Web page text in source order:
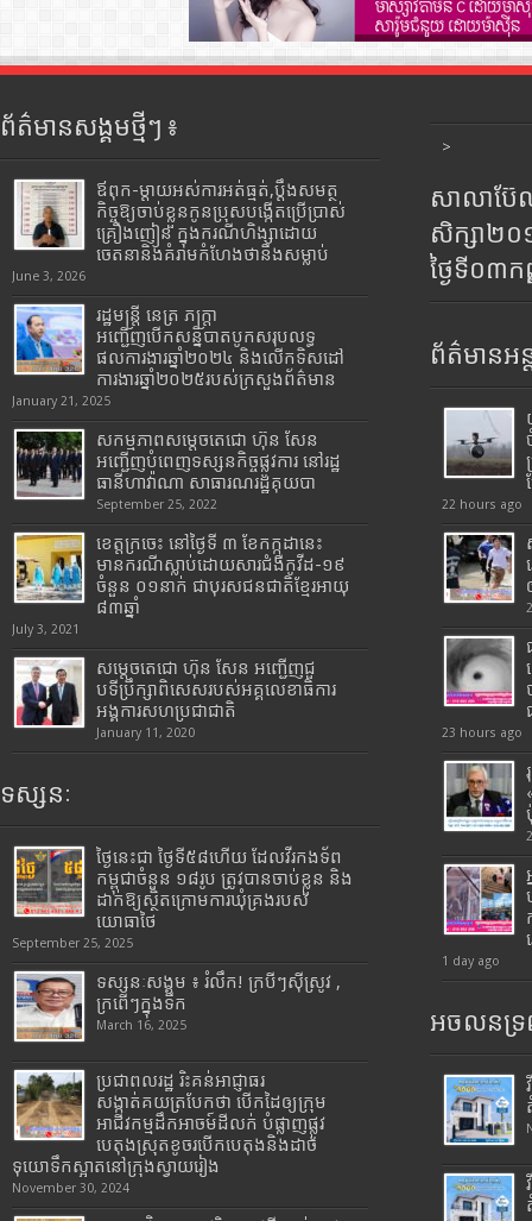
ព័ត៌មានសង្គមថ្មីៗ ៖
ឪពុក-ម្ដាយអស់ការអត់ធ្មត់,ប្ដឹងសមត្ថ
កិច្ចឱ្យចាប់ខ្លួនកូនប្រុសបង្កើតប្រើប្រាស់
គ្រឿងញៀន ក្នុងករណីហិង្សាដោយ
ចេតនានិងគំរាមកំហែងថានឹងសម្លាប់
June 3, 2026
រដ្ឋមន្រ្តី​ នេត្រ​ ភក្ត្រា​
អញ្ជើញបើកសន្និបាតបូកសរុបលទ្ធ
ផលការងារឆ្នាំ២០២៤ និងលើកទិសដៅ
ការងារឆ្នាំ២០២៥របស់​ក្រសួង​ព័ត៌មាន​
January 21, 2025
សកម្មភាពសម្តេចតេជោ ហ៊ុន សែន
អញ្ជើញបំពេញទស្សនកិច្ចផ្លូវការ នៅរដ្ឋ
ធានីហាវ៉ាណា សាធារណរដ្ឋគុយបា
September 25, 2022
ខេត្តក្រចេះ នៅថ្ងៃទី ៣ ខែកក្កដានេះ
មានករណីស្លាប់ដោយសារជំងឺកូវីដ-១៩
ចំនួន ០១នាក់ ជាបុរសជនជាតិខ្មែរអាយុ
៨៣ឆ្នាំ
July 3, 2021
សម្តេចតេជោ ហ៊ុន សែន អញ្ជើញជួ
បទីប្រឹក្សាពិសេសរបស់អគ្គលេខាធិការ
អង្គការសហប្រជាជាតិ
January 11, 2020
ទស្សនៈ
ថ្ងៃនេះជា ថ្ងៃទី៥៨ហើយ ដែលវីរកងទ័ព
កម្ពុជាចំនួន ១៨រូប ត្រូវបានចាប់ខ្លួន និង
ដាក់ឱ្យស្ថិតក្រោមការឃុំគ្រងរបស់
យោធាថៃ
September 25, 2025
ទស្សនៈសង្គម ៖ រំលឹក! ក្របីៗស៊ីស្រូវ ,
ក្រពើៗក្នុងទឹក
March 16, 2025
ប្រជាពលរដ្ឋ រិះគន់អាជ្ញាធរ
សង្កាត់គយត្របែកថា បើកដៃឲ្យក្រុម
អាជីវកម្មដឹកអាចម៍ដីលក់ បំផ្លាញផ្លូវ
បេតុងស្រុតខូចរបើកបេតុងនិងដាច់
ទុយោទឹកស្អាតនៅក្រុងស្វាយរៀង
November 30, 2024
>
សាលាប៊ែ
សិក្សា២
ថ្ងៃទី០៣
ព័ត៌មានអន្
22 hours ago
23 hours ago
1 day ago
អចលនទ្រ